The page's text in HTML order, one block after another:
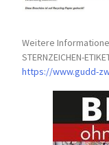
Weitere
STERNZEICHEN-
https://www.gudd-